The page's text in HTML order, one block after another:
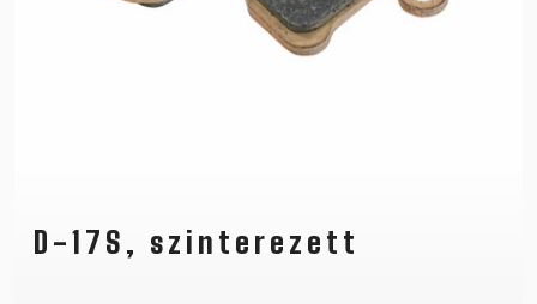
D-17S, szinterezett